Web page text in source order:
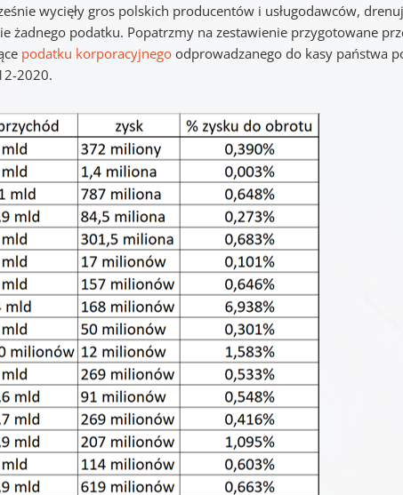
wycięły gros polskich producentów i usługodawców,
żadnego podatku. Popatrzmy na zestawienie przygotowane
podatku korporacyjnego odprowadzanego do kasy państwa
2020.